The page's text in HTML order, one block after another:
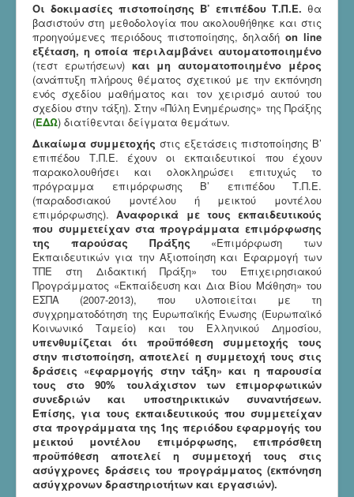
Οι δοκιμασίες πιστοποίησης Β’ επιπέδου Τ.Π.Ε. θα
βασιστούν στη μεθοδολογία που ακολουθήθηκε και στις
προηγούμενες περιόδους πιστοποίησης, δηλαδήon line
εξέταση, η οποία περιλαμβάνει αυτοματοποιημένο
(τεστ ερωτήσεων) και μη αυτοματοποιημένο μέρος
(ανάπτυξη πλήρους θέματος σχετικού με την εκπόνηση
ενός σχεδίου μαθήματος και τον χειρισμό αυτού του
σχεδίου στην τάξη). Στην «Πύλη Ενημέρωσης» της Πράξης
(ΕΔΩ) διατίθενται δείγματα θεμάτων.
Δικαίωμα συμμετοχής στις εξετάσεις πιστοποίησης Β’
επιπέδου Τ.Π.Ε. έχουν οι εκπαιδευτικοί που έχουν
παρακολουθήσει και ολοκληρώσει επιτυχώς το
πρόγραμμα επιμόρφωσης Β’ επιπέδου Τ.Π.Ε.
(παραδοσιακού μοντέλου ή μεικτού μοντέλου
επιμόρφωσης).Αναφορικά με τους εκπαιδευτικούς
που συμμετείχαν στα προγράμματα επιμόρφωσης
της παρούσας Πράξης «Επιμόρφωση των
Εκπαιδευτικών για την Αξιοποίηση και Εφαρμογή των
ΤΠΕ στη Διδακτική Πράξη» του Επιχειρησιακού
Προγράμματος «Εκπαίδευση και Δια Βίου Μάθηση» του
ΕΣΠΑ (2007-2013), που υλοποιείται με τη
συγχρηματοδότηση της Ευρωπαϊκής Ένωσης (Ευρωπαϊκό
Κοινωνικό Ταμείο) και του Ελληνικού Δημοσίου,
υπενθυμίζεται ότι προϋπόθεση συμμετοχής τους
στην πιστοποίηση, αποτελεί η συμμετοχή τους στις
δράσεις «εφαρμογής στην τάξη» και η παρουσία
τους στο 90% τουλάχιστον των επιμορφωτικών
συνεδριών και υποστηρικτικών συναντήσεων.
Επίσης, για τους εκπαιδευτικούς που συμμετείχαν
στα προγράμματα της 1ης περιόδου εφαρμογής του
μεικτού μοντέλου επιμόρφωσης, επιπρόσθετη
προϋπόθεση αποτελεί η συμμετοχή τους στις
ασύγχρονες δράσεις του προγράμματος (εκπόνηση
ασύγχρονων δραστηριοτήτων και εργασιών).